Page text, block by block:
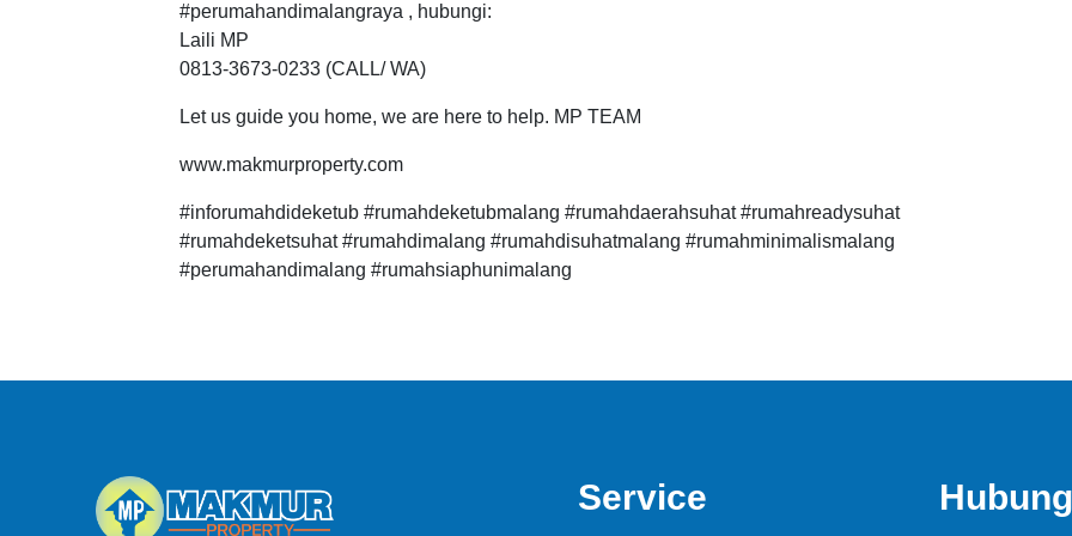
#perumahandimalangraya , hubungi:
Laili MP
0813-3673-0233 (CALL/ WA)
Let us guide you home, we are here to help. MP TEAM
www.makmurproperty.com
#inforumahdideketub #rumahdeketubmalang #rumahdaerahsuhat #rumahreadysuhat
#rumahdeketsuhat #rumahdimalang #rumahdisuhatmalang #rumahminimalismalang
#perumahandimalang #rumahsiaphunimalang
Service